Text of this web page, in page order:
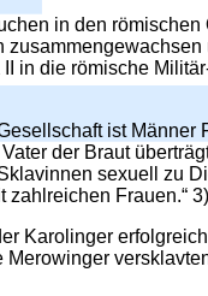
in den
in die römische
ist Männer
der Braut
sexuell zu
zahlreichen Frauen.“ 3)
Karolinger